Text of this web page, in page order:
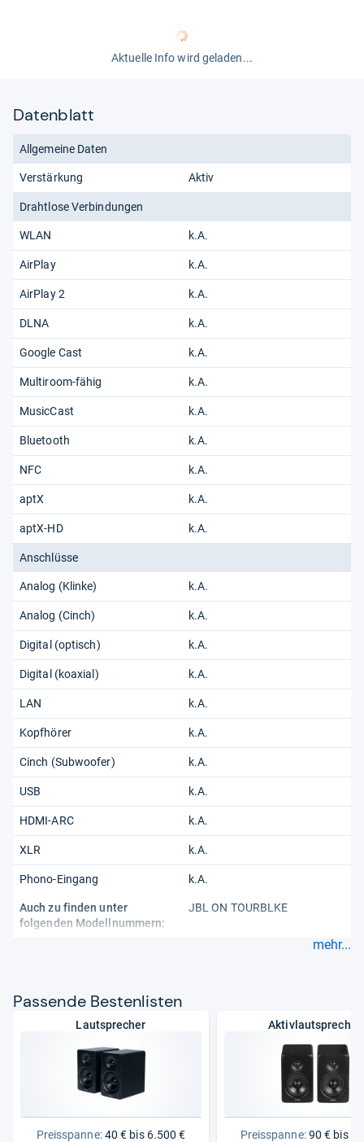
Aktuelle Info wird geladen...
Datenblatt
Allgemeine Daten
Verstärkung Aktiv
Drahtlose Verbindungen
WLAN k.A.
AirPlay k.A.
AirPlay 2 k.A.
DLNA k.A.
Google Cast k.A.
Multiroom-fähig k.A.
MusicCast k.A.
Bluetooth k.A.
NFC k.A.
aptX k.A.
aptX-HD k.A.
Anschlüsse
Analog (Klinke) k.A.
Analog (Cinch) k.A.
Digital (optisch) k.A.
Digital (koaxial) k.A.
LAN k.A.
Kopfhörer k.A.
Cinch (Subwoofer) k.A.
USB k.A.
HDMI-ARC k.A.
XLR k.A.
Phono-Eingang k.A.
Auch zu finden unter
folgenden Modellnummern:
JBL ON TOURBLKE
mehr...
Pas­sende Bes­ten­lis­ten
Lautsprecher
Preisspanne:40 € bis 6.500 €
Aktivlautsprecher
Preisspanne:90 € bis